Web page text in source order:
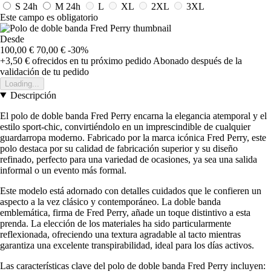
S 24h M 24h L XL 2XL
3XL
Este campo es obligatorio
Desde
100,00 € 70,00 € -30%
+3,50 € ofrecidos en tu próximo pedido Abonado después de la
validación de tu pedido
Loading...
Descripción
El polo de doble banda Fred Perry encarna la elegancia atemporal y el
estilo sport-chic, convirtiéndolo en un imprescindible de cualquier
guardarropa moderno. Fabricado por la marca icónica Fred Perry, este
polo destaca por su calidad de fabricación superior y su diseño
refinado, perfecto para una variedad de ocasiones, ya sea una salida
informal o un evento más formal.
Este modelo está adornado con detalles cuidados que le confieren un
aspecto a la vez clásico y contemporáneo. La doble banda
emblemática, firma de Fred Perry, añade un toque distintivo a esta
prenda. La elección de los materiales ha sido particularmente
reflexionada, ofreciendo una textura agradable al tacto mientras
garantiza una excelente transpirabilidad, ideal para los días activos.
Las características clave del polo de doble banda Fred Perry incluyen: